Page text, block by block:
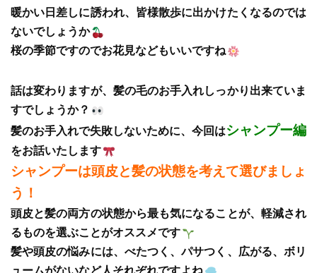
暖かい日差しに誘われ、皆様散歩に出かけたくなるのでは
ないでしょうか
桜の季節ですのでお花見などもいいですね
話は変わりますが、髪の毛のお手入れしっかり出来ていま
すでしょうか？
髪のお手入れで失敗しないために、今回はシャンプー編
をお話いたします
シャンプーは頭皮と髪の状態を考えて選びましょ
う！
頭皮と髪の両方の状態から最も気になることが、軽減され
るものを選ぶことがオススメです
髪や頭皮の悩みには、べたつく、パサつく、広がる、ボリ
ュームがないなど人それぞれですよね